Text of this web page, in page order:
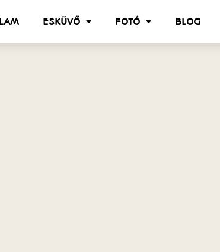
ESKÜVŐ FOTÓ BLOG